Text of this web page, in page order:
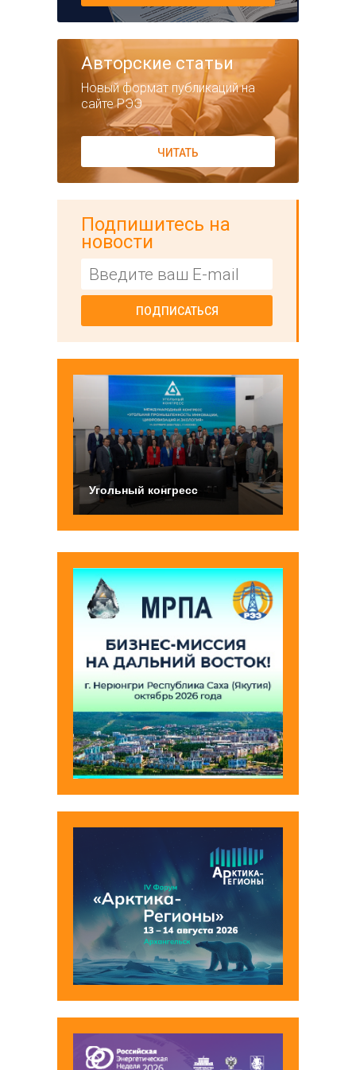
Авторские статьи
Новый формат публикаций на
сайте РЭЭ
ЧИТАТЬ
Подпишитесь на
новости
ПОДПИСАТЬСЯ
Угольный конгресс